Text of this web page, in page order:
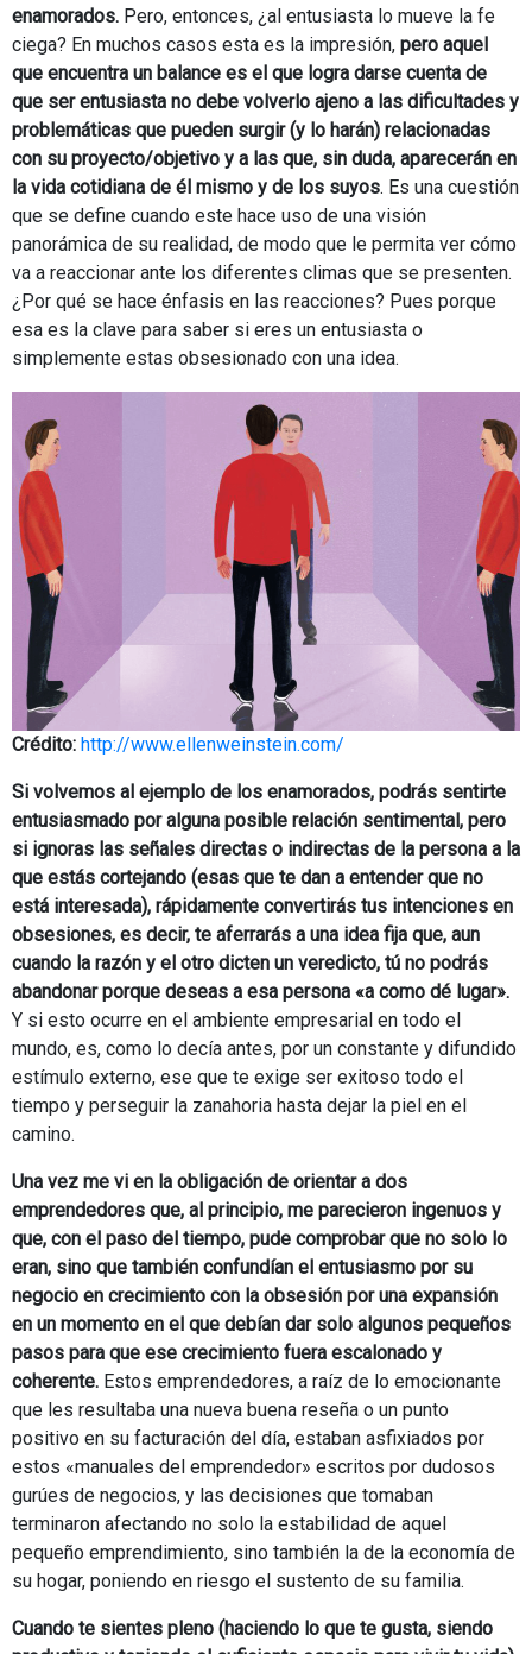
enamorados. Pero, entonces, ¿al entusiasta lo mueve la fe
ciega? En muchos casos esta es la impresión, pero aquel
que encuentra un balance es el que logra darse cuenta de
que ser entusiasta no debe volverlo ajeno a las dificultades y
problemáticas que pueden surgir (y lo harán) relacionadas
con su proyecto/objetivo y a las que, sin duda, aparecerán en
la vida cotidiana de él mismo y de los suyos. Es una cuestión
que se define cuando este hace uso de una visión
panorámica de su realidad, de modo que le permita ver cómo
va a reaccionar ante los diferentes climas que se presenten.
¿Por qué se hace énfasis en las reacciones? Pues porque
esa es la clave para saber si eres un entusiasta o
simplemente estas obsesionado con una idea.
Crédito: http://www.ellenweinstein.com/
Si volvemos al ejemplo de los enamorados, podrás sentirte
entusiasmado por alguna posible relación sentimental, pero
si ignoras las señales directas o indirectas de la persona a la
que estás cortejando (esas que te dan a entender que no
está interesada), rápidamente convertirás tus intenciones en
obsesiones, es decir, te aferrarás a una idea fija que, aun
cuando la razón y el otro dicten un veredicto, tú no podrás
abandonar porque deseas a esa persona «a como dé lugar».
Y si esto ocurre en el ambiente empresarial en todo el
mundo, es, como lo decía antes, por un constante y difundido
estímulo externo, ese que te exige ser exitoso todo el
tiempo y perseguir la zanahoria hasta dejar la piel en el
camino.
Una vez me vi en la obligación de orientar a dos
emprendedores que, al principio, me parecieron ingenuos y
que, con el paso del tiempo, pude comprobar que no solo lo
eran, sino que también confundían el entusiasmo por su
negocio en crecimiento con la obsesión por una expansión
en un momento en el que debían dar solo algunos pequeños
pasos para que ese crecimiento fuera escalonado y
coherente. Estos emprendedores, a raíz de lo emocionante
que les resultaba una nueva buena reseña o un punto
positivo en su facturación del día, estaban asfixiados por
estos «manuales del emprendedor» escritos por dudosos
gurúes de negocios, y las decisiones que tomaban
terminaron afectando no solo la estabilidad de aquel
pequeño emprendimiento, sino también la de la economía de
su hogar, poniendo en riesgo el sustento de su familia.
Cuando te sientes pleno (haciendo lo que te gusta, siendo